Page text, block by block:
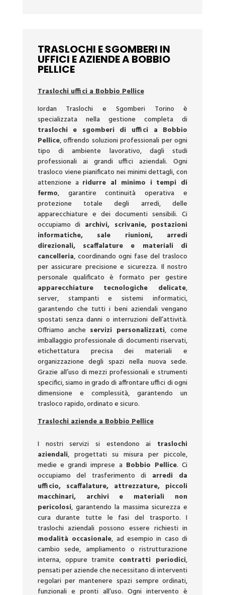
TRASLOCHI E SGOMBERI IN
UFFICI E AZIENDE A BOBBIO
PELLICE
Traslochi uffici a Bobbio Pellice
Iordan Traslochi e Sgomberi Torino è
specializzata nella gestione completa di
traslochi e sgomberi di uffici a Bobbio
Pellice, offrendo soluzioni professionali per ogni
tipo di ambiente lavorativo, dagli studi
professionali ai grandi uffici aziendali. Ogni
trasloco viene pianificato nei minimi dettagli, con
attenzione a ridurre al minimo i tempi di
fermo, garantire continuità operativa e
protezione totale degli arredi, delle
apparecchiature e dei documenti sensibili. Ci
occupiamo di archivi, scrivanie, postazioni
informatiche, sale riunioni, arredi
direzionali, scaffalature e materiali di
cancelleria, coordinando ogni fase del trasloco
per assicurare precisione e sicurezza. Il nostro
personale qualificato è formato per gestire
apparecchiature tecnologiche delicate,
server, stampanti e sistemi informatici,
garantendo che tutti i beni aziendali vengano
spostati senza danni o interruzioni dell’attività.
Offriamo anche servizi personalizzati, come
imballaggio professionale di documenti riservati,
etichettatura precisa dei materiali e
organizzazione degli spazi nella nuova sede.
Grazie all’uso di mezzi professionali e strumenti
specifici, siamo in grado di affrontare uffici di ogni
dimensione e complessità, garantendo un
trasloco rapido, ordinato e sicuro.
Traslochi aziende a Bobbio Pellice
I nostri servizi si estendono ai traslochi
aziendali, progettati su misura per piccole,
medie e grandi imprese a Bobbio Pellice. Ci
occupiamo del trasferimento di arredi da
ufficio, scaffalature, attrezzature, piccoli
macchinari, archivi e materiali non
pericolosi, garantendo la massima sicurezza e
cura durante tutte le fasi del trasporto. I
traslochi aziendali possono essere richiesti in
modalità occasionale, ad esempio in caso di
cambio sede, ampliamento o ristrutturazione
interna, oppure tramite contratti periodici,
pensati per aziende che necessitano di interventi
regolari per mantenere spazi sempre ordinati,
funzionali e pronti all’uso. Ogni intervento è